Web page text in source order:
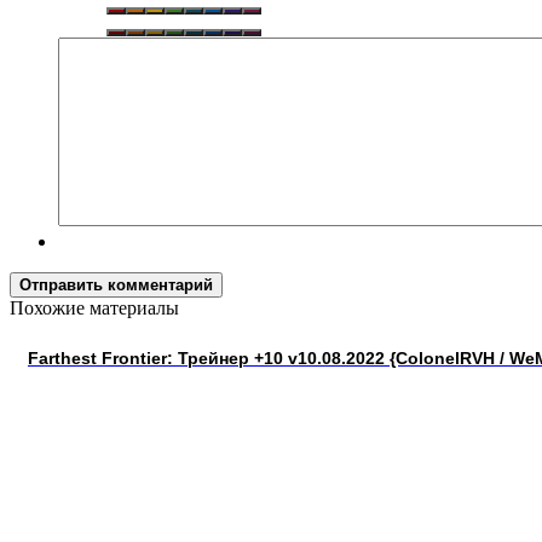
Отправить комментарий
Похожие материалы
Farthest Frontier: Трейнер +10 v10.08.2022 {ColonelRVH /